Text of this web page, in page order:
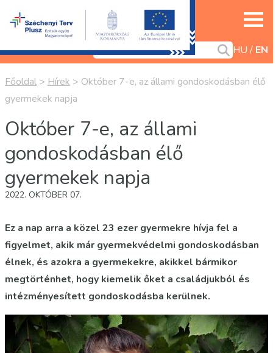
HU EN
Főoldal > Hírek > Október 7-e, az állami gondoskodásban élő
gyermekek napja
Október 7-e, az állami
gondoskodásban élő
gyermekek napja
2022. OKTÓBER 07.
Ez a nap arra a közel 23 ezer gyermekre hívja fel a
figyelmet, akik már gyermekvédelmi gondoskodásban
élnek, és azokra a gyermekekre, akikkel bármikor
megtörténhet, hogy kiemelik őket a családjukból és
intézményesített gondoskodásba kerülnek.